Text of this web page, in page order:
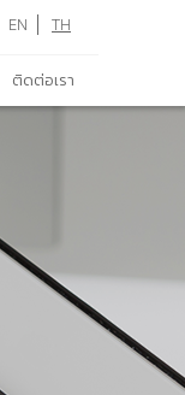
EN TH
ติดต่อเรา